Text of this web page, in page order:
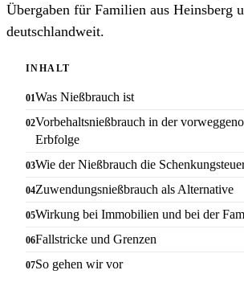
Übergaben für Familien aus Heinsberg
deutschlandweit.
INHALT
Was Nießbrauch ist
Vorbehaltsnießbrauch in der
Erbfolge
Wie der Nießbrauch die
Zuwendungsnießbrauch als Alternative
Wirkung bei Immobilien und bei der
Fallstricke und Grenzen
So gehen wir vor